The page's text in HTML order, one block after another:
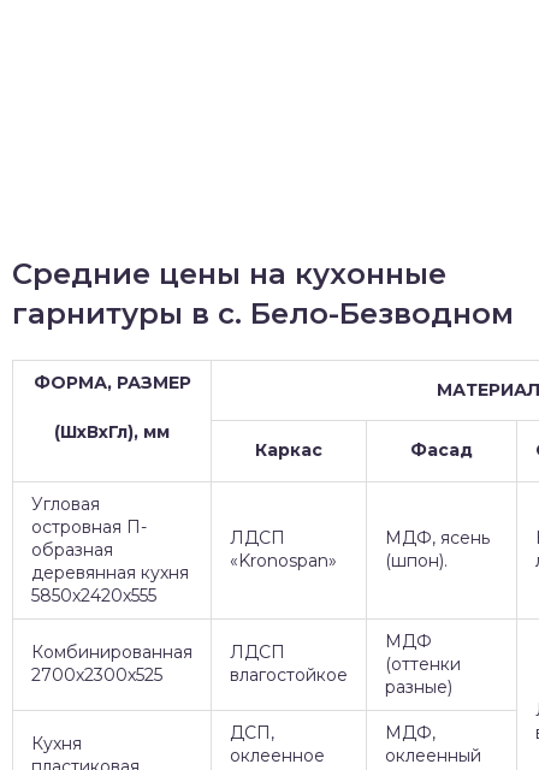
Средние цены на кухонные
гарнитуры в с. Бело-Безводном
ФОРМА, РАЗМЕР
(ШхВхГл), мм
Каркас Фасад
Угловая
островная П-
образная
деревянная кухня
5850х2420х555
ЛДСП
«Kronospan»
МДФ, ясень
(шпон).
Комбинированная
2700х2300х525
ЛДСП
влагостойкое
МДФ
(оттенки
разные)
Кухня
ДСП,
оклеенное
МДФ,
оклеенный